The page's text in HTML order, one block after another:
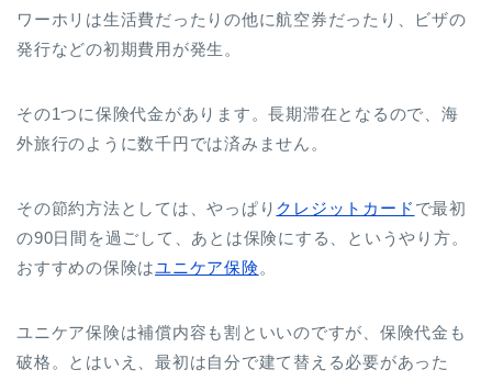
ワーホリは生活費だったりの他に航空券だったり、ビザの
発行などの初期費用が発生。
その1つに保険代金があります。長期滞在となるので、海
外旅行のように数千円では済みません。
その節約方法としては、やっぱり クレジットカード で最初
の90日間を過ごして、あとは保険にする、というやり方。
おすすめの保険はユニケア保険。
ユニケア保険は補償内容も割といいのですが、保険代金も
破格。とはいえ、最初は自分で建て替える必要があった